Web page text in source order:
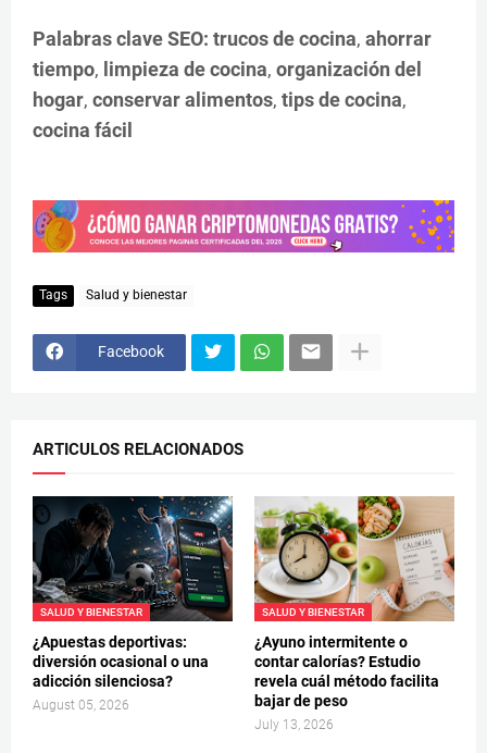
Palabras clave SEO: trucos de cocina, ahorrar
tiempo, limpieza de cocina, organización del
hogar, conservar alimentos, tips de cocina,
cocina fácil
Tags Salud y bienestar
Facebook
ARTICULOS RELACIONADOS
SALUD Y BIENESTAR
¿Apuestas deportivas:
diversión ocasional o una
adicción silenciosa?
August 05, 2026
SALUD Y BIENESTAR
¿Ayuno intermitente o
contar calorías? Estudio
revela cuál método facilita
bajar de peso
July 13, 2026